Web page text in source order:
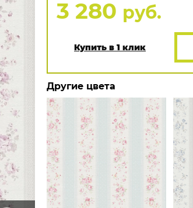
3 280 руб.
Купить в 1 клик
Другие цвета